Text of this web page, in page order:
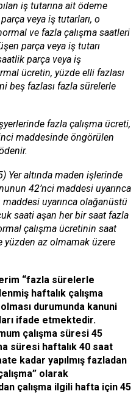
iş tutarına ait ödeme
veya iş tutarları, o
ve fazla çalışma saatleri
parça veya iş tutarı
parça veya iş
ücretin, yüzde elli fazlası
beş fazlası fazla sürelerle
fazla çalışma ücreti,
maddesinde öngörülen
Yer altında maden işlerinde
42’nci maddesi uyarınca
uyarınca olağanüstü
saati aşan her bir saat fazla
çalışma ücretinin saat
yüzden az olmamak üzere
“fazla sürelerle
haftalık çalışma
durumunda kanuni
ifade etmektedir.
çalışma süresi 45
süresi haftalık 40 saat
kadar yapılmış fazladan
olarak
çalışma ilgili hafta için 45